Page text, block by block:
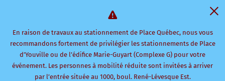
En raison de travaux au stationnement de Place Québec, nous vous
recommandons fortement de privilégier les stationnements de Place
d’Youville ou de l’édifice Marie-Guyart (Complexe G) pour votre
événement. Les personnes à mobilité réduite sont invitées à arriver
par l’entrée située au 1000, boul. René-Lévesque Est.